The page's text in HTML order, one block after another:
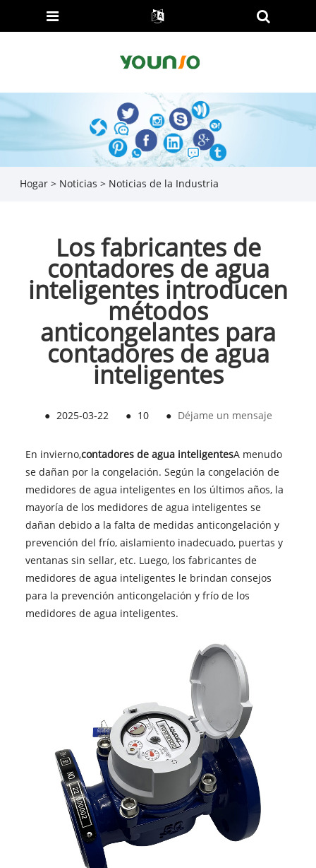
Hogar > Noticias > Noticias de la Industria
Los fabricantes de
contadores de agua
inteligentes introducen
métodos
anticongelantes para
contadores de agua
inteligentes
● 2025-03-22 ● 10 ● Déjame un mensaje
En invierno,contadores de agua inteligentesA menudo
se dañan por la congelación. Según la congelación de
medidores de agua inteligentes en los últimos años, la
mayoría de los medidores de agua inteligentes se
dañan debido a la falta de medidas anticongelación y
prevención del frío, aislamiento inadecuado, puertas y
ventanas sin sellar, etc. Luego, los fabricantes de
medidores de agua inteligentes le brindan consejos
para la prevención anticongelación y frío de los
medidores de agua inteligentes.